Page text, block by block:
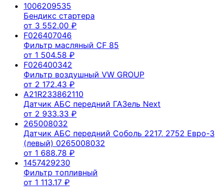
1006209535
Бендикс стартера
от 3 552.00 ₽
F026407046
Фильтр масляный CF 85
от 1 504.58 ₽
F026400342
Фильтр воздушный VW GROUP
от 2 172.43 ₽
A21R233862110
Датчик АБС передний ГАЗель Next
от 2 933.33 ₽
265008032
Датчик АБС передний Соболь 2217, 2752 Евро-3
(левый) 0265008032
от 1 688.78 ₽
1457429230
Фильтр топливный
от 1 113.17 ₽